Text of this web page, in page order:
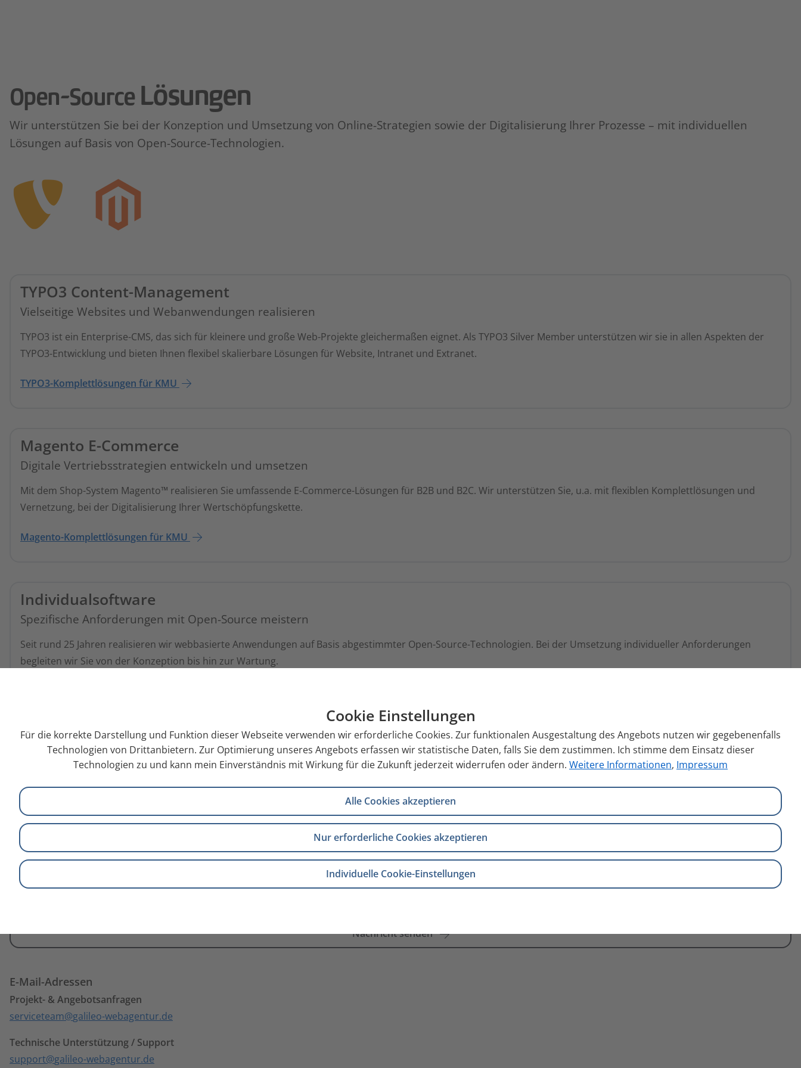
Open-Source Lösungen
Wir unterstützen Sie bei der Konzeption und Umsetzung von Online-Strategien sowie der Digitalisierung Ihrer Prozesse – mit individuellen
Lösungen auf Basis von Open-Source-Technologien.
TYPO3 Content-Management
Vielseitige Websites und Webanwendungen realisieren
TYPO3 ist ein Enterprise-CMS, das sich für kleinere und große Web-Projekte gleichermaßen eignet. Als TYPO3 Silver Member unterstützen wir sie in allen Aspekten der
TYPO3-Entwicklung und bieten Ihnen flexibel skalierbare Lösungen für Website, Intranet und Extranet.
TYPO3-Komplettlösungen für KMU
Magento E-Commerce
Digitale Vertriebsstrategien entwickeln und umsetzen
Mit dem Shop-System Magento™ realisieren Sie umfassende E-Commerce-Lösungen für B2B und B2C. Wir unterstützen Sie, u.a. mit flexiblen Komplettlösungen und
Vernetzung, bei der Digitalisierung Ihrer Wertschöpfungskette.
Magento-Komplettlösungen für KMU
Individualsoftware
Spezifische Anforderungen mit Open-Source meistern
Seit rund 25 Jahren realisieren wir webbasierte Anwendungen auf Basis abgestimmter Open-Source-Technologien. Bei der Umsetzung individueller Anforderungen
begleiten wir Sie von der Konzeption bis hin zur Wartung.
Kontaktaufnehmen
Rufen Sie uns einfach an oder schreiben Sie uns.
Nachricht senden
E-Mail-Adressen
Projekt- & Angebotsanfragen
serviceteam
galileo-webagentur.de
Technische Unterstützung / Support
support
galileo-webagentur.de
Cookie Einstellungen
Für die korrekte Darstellung und Funktion dieser Webseite verwenden wir erforderliche Cookies. Zur funktionalen Ausgestaltung des Angebots nutzen wir gegebenenfalls
Technologien von Drittanbietern. Zur Optimierung unseres Angebots erfassen wir statistische Daten, falls Sie dem zustimmen. Ich stimme dem Einsatz dieser
Technologien zu und kann mein Einverständnis mit Wirkung für die Zukunft jederzeit widerrufen oder ändern. Weitere Informationen, Impressum
Alle Cookies akzeptieren
Nur erforderliche Cookies akzeptieren
Individuelle Cookie-Einstellungen